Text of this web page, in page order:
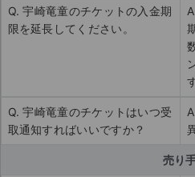
Q. 宇崎竜童のチケットの入金期
限を延長してください。
Q. 宇崎竜童のチケットはいつ受
取通知すればいいですか？
売り